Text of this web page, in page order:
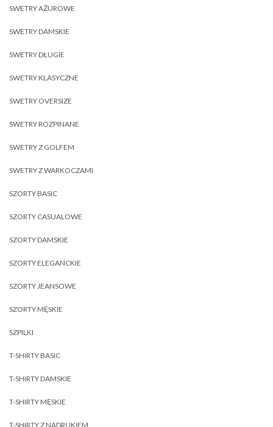
SWETRY AŻUROWE
SWETRY DAMSKIE
SWETRY DŁUGIE
SWETRY KLASYCZNE
SWETRY OVERSIZE
SWETRY ROZPINANE
SWETRY Z GOLFEM
SWETRY Z WARKOCZAMI
SZORTY BASIC
SZORTY CASUALOWE
SZORTY DAMSKIE
SZORTY ELEGANCKIE
SZORTY JEANSOWE
SZORTY MĘSKIE
SZPILKI
T-SHIRTY BASIC
T-SHIRTY DAMSKIE
T-SHIRTY MĘSKIE
T-SHIRTY Z NADRUKIEM